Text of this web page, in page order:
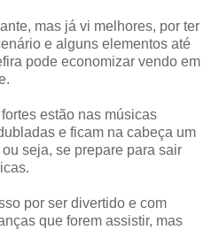
mas já vi melhores, por ter
e alguns elementos até
pode economizar vendo em
estão nas músicas
e ficam na cabeça um
seja, se prepare para sair
por ser divertido e com
que forem assistir, mas